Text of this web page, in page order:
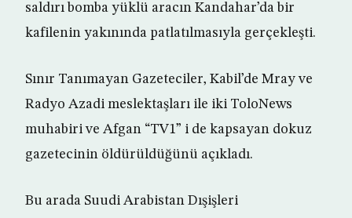
saldırı bomba yüklü aracın Kandahar’da bir
kafilenin yakınında patlatılmasıyla gerçekleşti.
Sınır Tanımayan Gazeteciler, Kabil’de Mray ve
Radyo Azadi meslektaşları ile iki ToloNews
muhabiri ve Afgan “TV1” i de kapsayan dokuz
gazetecinin öldürüldüğünü açıkladı.
Bu arada Suudi Arabistan Dışişleri